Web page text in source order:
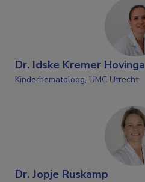
Dr. Idske Kremer Hovinga
Kinderhematoloog, UMC Utrecht
Dr. Jopje Ruskamp